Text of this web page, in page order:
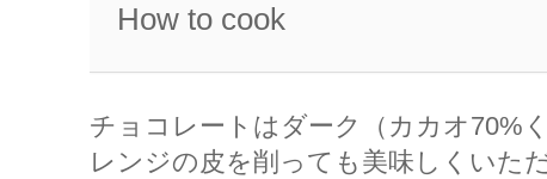
How to cook
チョコレートはダーク（カカオ70%
レンジの皮を削っても美味しくいた